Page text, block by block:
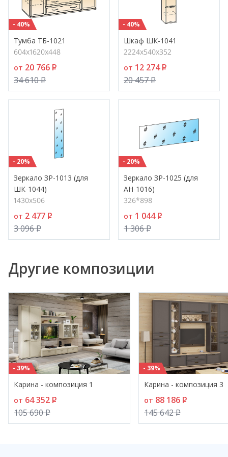
- 40%
Тумба ТБ-1021
604х1620х448
от 20 766 P
34 610P
- 40%
Шкаф ШК-1041
2224х540х352
от 12 274P
20 457P
- 20%
Зеркало ЗР-1013 (для
ШК-1044)
1430х506
от 2 477 P
3 096P
- 20%
Зеркало ЗР-1025 (для
АН-1016)
326*898
от 1 044P
1 306P
Другие композиции
- 39%
Карина - композиция 1
от 64 352 P
105 690P
- 39%
Карина - композиция 3
от 88 186 P
145 642P